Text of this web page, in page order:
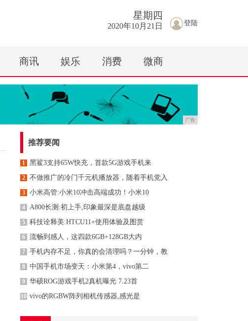
登陆
星期 四
2020年10月21日
商讯 娱乐 消费 微商
广告
推荐要闻
1 黑鲨3支持65W快充，首款5G游戏手机来
2 不做推广的冷门千元机播放器，随着手机党入
3 小米高管:小米10冲击高端成功！小米10
4 A800长测:初上手,印象最深是底盘越级
5 科技诠释美:HTCU11+使用体验及图赏
6 流畅到感人，这四款6GB+128GB大内
7 手机内存不足，你真的会清理吗？一分钟，教
8 中国手机市场变天：小米第4，vivo第二
9 华硕ROG游戏手机2真机曝光 7.23首
10 vivo的RGBW阵列相机传感器,感光是